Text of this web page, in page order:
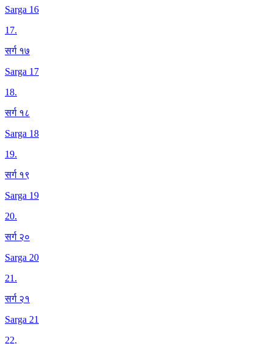
Sarga 16
17.
सर्ग १७
Sarga 17
18.
सर्ग १८
Sarga 18
19.
सर्ग १९
Sarga 19
20.
सर्ग २०
Sarga 20
21.
सर्ग २१
Sarga 21
22.